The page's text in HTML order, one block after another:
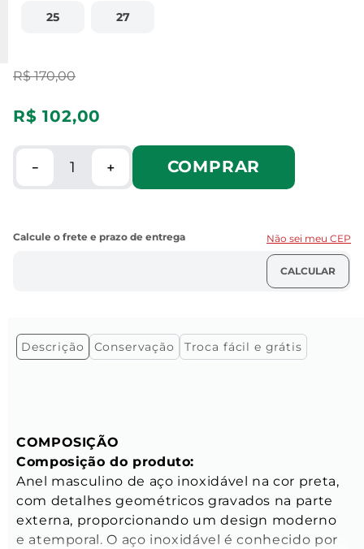
25 27
R$ 170,00
R$ 102,00
＋
－ COMPRAR
Não sei meu CEP
Descrição Conservação Troca fácil e grátis
COMPOSIÇÃO
Composição do produto:
Anel masculino de aço inoxidável na cor preta,
com detalhes geométricos gravados na parte
externa, proporcionando um design moderno
e atemporal. O aço inoxidável é conhecido por